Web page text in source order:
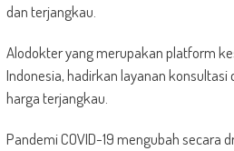
dan terjangkau.
Alodokter yang merupakan platform
Indonesia, hadirkan layanan
harga terjangkau.
Pandemi COVID-19 mengubah secara